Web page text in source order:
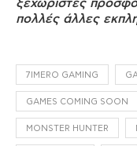
ξεχωριστές
πολλές άλλες
7IMERO GAMING
GAMES COMING SOON
MONSTER HUNTER